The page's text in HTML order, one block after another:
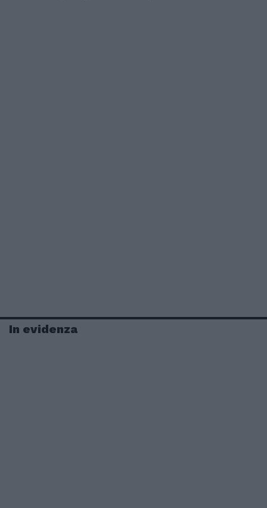
In evidenza